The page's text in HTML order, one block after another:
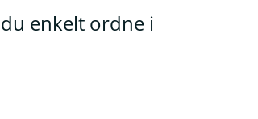
enkelt ordne i